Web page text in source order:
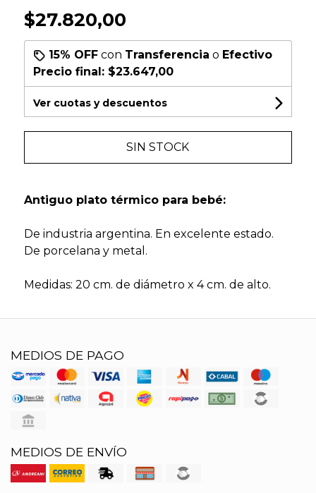
$27.820,00
15% OFFcon Transferencia o Efectivo
Precio final: $23.647,00
Ver cuotas y descuentos
SIN STOCK
Antiguo plato térmico para bebé:
De industria argentina. En excelente estado.
De porcelana y metal.
Medidas: 20 cm. de diámetro x 4 cm. de alto.
MEDIOS DE PAGO
MEDIOS DE ENVÍO